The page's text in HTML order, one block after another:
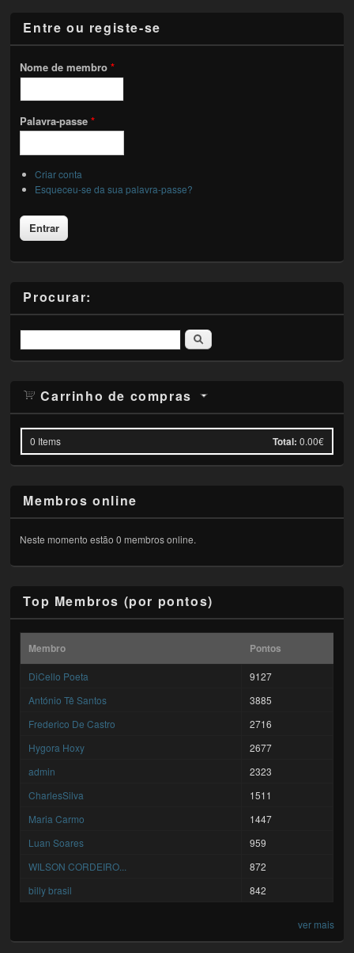
Entre ou registe-se
Nome de membro*
Palavra-passe*
Criar conta
Esqueceu-se da sua palavra-passe?
Procurar:
Pesquisar
Carrinho de compras
0 Items Total: 0.00€
Membros online
Neste momento estão 0 membros online.
Top Membros (por pontos)
Membro Pontos
DiCello Poeta
9127
António Tê Santos
3885
Frederico De Castro
2716
Hygora Hoxy
2677
admin
2323
CharlesSilva
1511
Maria Carmo
1447
Luan Soares
959
WILSON CORDEIRO...
872
billy brasil
842
ver mais